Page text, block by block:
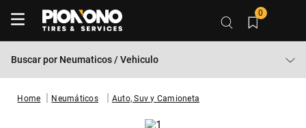
0
Buscar por Neumaticos / Vehiculo
Neumáticos Auto, Suv y Camioneta